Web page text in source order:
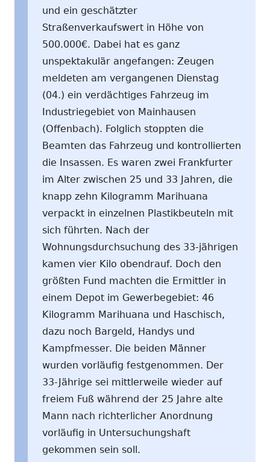
und ein geschätzter
Straßenverkaufswert in Höhe von
500.000€. Dabei hat es ganz
unspektakulär angefangen: Zeugen
meldeten am vergangenen Dienstag
(04.) ein verdächtiges Fahrzeug im
Industriegebiet von Mainhausen
(Offenbach). Folglich stoppten die
Beamten das Fahrzeug und kontrollierten
die Insassen. Es waren zwei Frankfurter
im Alter zwischen 25 und 33 Jahren, die
knapp zehn Kilogramm Marihuana
verpackt in einzelnen Plastikbeuteln mit
sich führten. Nach der
Wohnungsdurchsuchung des 33-jährigen
kamen vier Kilo obendrauf. Doch den
größten Fund machten die Ermittler in
einem Depot im Gewerbegebiet: 46
Kilogramm Marihuana und Haschisch,
dazu noch Bargeld, Handys und
Kampfmesser. Die beiden Männer
wurden vorläufig festgenommen. Der
33-Jährige sei mittlerweile wieder auf
freiem Fuß während der 25 Jahre alte
Mann nach richterlicher Anordnung
vorläufig in Untersuchungshaft
gekommen sein soll.